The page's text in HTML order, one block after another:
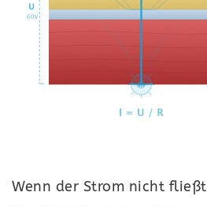
Wenn der Strom nicht fließt